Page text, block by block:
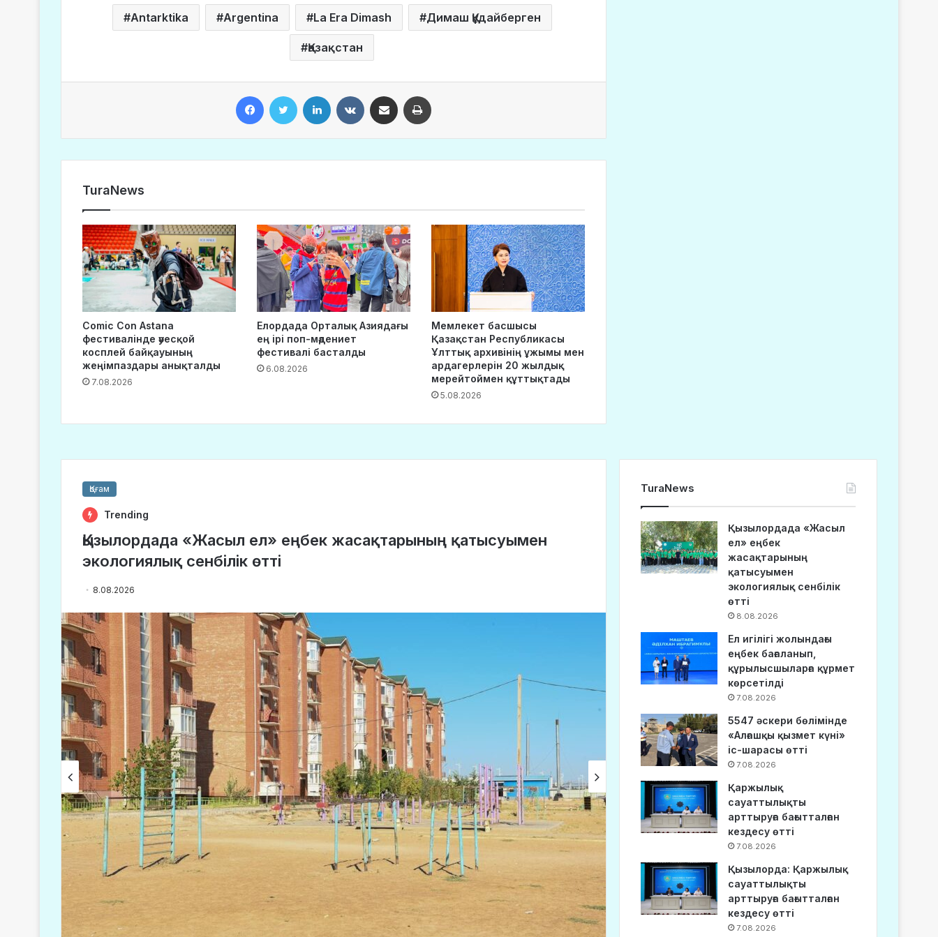
Antarktika Argentina La Era Dimash Димаш Құдайберген
Қазақстан
TuraNews
Comic Con Astana
фестивалінде әуесқой
косплей байқауының
жеңімпаздары анықталды
7.08.2026
Елордада Орталық Азиядағы
ең ірі поп-мәдениет
фестивалі басталды
6.08.2026
Мемлекет басшысы
Қазақстан Республикасы
Ұлттық архивінің ұжымы мен
ардагерлерін 20 жылдық
мерейтоймен құттықтады
5.08.2026